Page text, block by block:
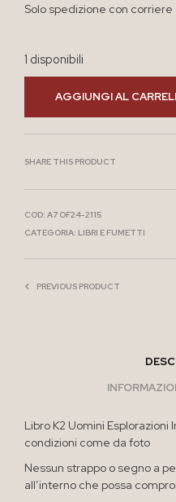
Solo spedizione con corriere
1 disponibili
AGGIUNGI AL
SHARE THIS PRODUCT
COD: A7 OF24-2115
CATEGORIA: LIBRI E FUMETTI
PREVIOUS PRODUCT
Libro K2 Uomini
condizioni come da foto
Nessun strappo o segno a
all’interno che possa